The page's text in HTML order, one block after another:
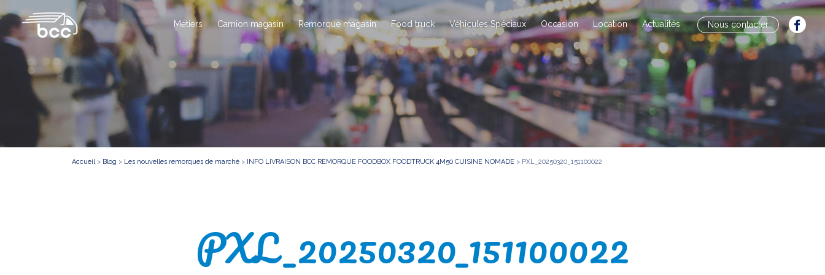
Métiers Camion magasin Remorque magasin Food truck Véhicules Spéciaux Occasion Location Actualités Nous contacter
Accueil> Blog > Les nouvelles remorques de marché > INFO LIVRAISON BCC REMORQUE FOODBOX FOODTRUCK 4M50 CUISINE NOMADE > PXL_20250320_151100022
PXL_20250320_151100022